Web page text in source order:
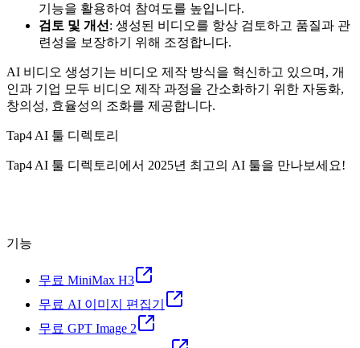
기능을 활용하여 참여도를 높입니다.
검토 및 개선 : 생성된 비디오를 항상 검토하고 품질과 관
련성을 보장하기 위해 조정합니다.
AI 비디오 생성기는 비디오 제작 방식을 혁신하고 있으며, 개
인과 기업 모두 비디오 제작 과정을 간소화하기 위한 자동화,
창의성, 효율성의 조화를 제공합니다.
Tap4 AI 툴 디렉토리
Tap4 AI 툴 디렉토리에서 2025년 최고의 AI 툴을 만나보세요!
기능
무료 MiniMax H3
무료 AI 이미지 편집기
무료 GPT Image 2